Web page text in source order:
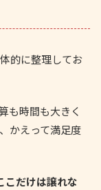
的に整理してお
も時間も大きく
かえって満足度
こだけは譲れな